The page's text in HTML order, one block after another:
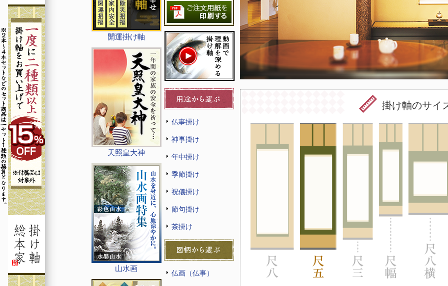
開運掛け軸
天照皇大神
山水画
仏事掛け
神事掛け
年中掛け
季節掛け
祝儀掛け
節句掛け
茶掛け
仏画（仏事）
掛け軸のサイ